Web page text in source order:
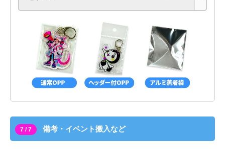
7 / 7 備考・イベント搬入など